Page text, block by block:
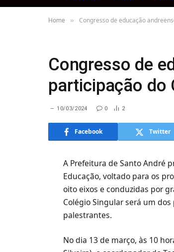
Home » Congresso de educação
Congresso de
participação do
10/03/2024 0 2
Facebook Twitter
A Prefeitura de Santo André
Educação, voltado para os
oito eixos e conduzidas por
Colégio Singular será um
palestrantes.
No dia 13 de março, às 10